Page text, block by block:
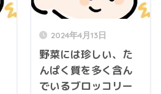
2024年4月13日
野菜には珍しい、た
んぱく質を多く含ん
でいるブロッコリー